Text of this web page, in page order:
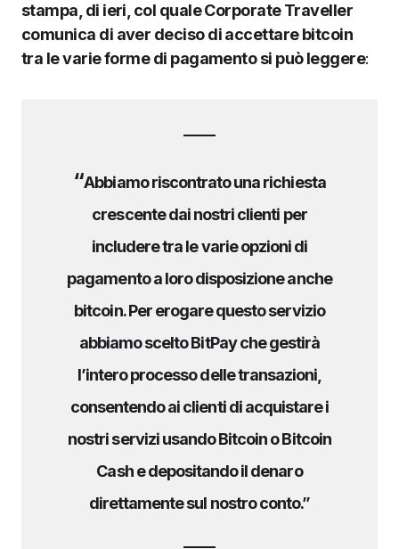
stampa, di ieri, col quale Corporate Traveller
comunica di aver deciso di accettare bitcoin
tra le varie forme di pagamento si può leggere:
“Abbiamo riscontrato una richiesta
crescente dai nostri clienti per
includere tra le varie opzioni di
pagamento a loro disposizione anche
bitcoin. Per erogare questo servizio
abbiamo scelto BitPay che gestirà
l’intero processo delle transazioni,
consentendo ai clienti di acquistare i
nostri servizi usando Bitcoin o Bitcoin
Cash e depositando il denaro
direttamente sul nostro conto.”